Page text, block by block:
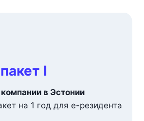
I
в Эстонии
на 1 год для e-резидента